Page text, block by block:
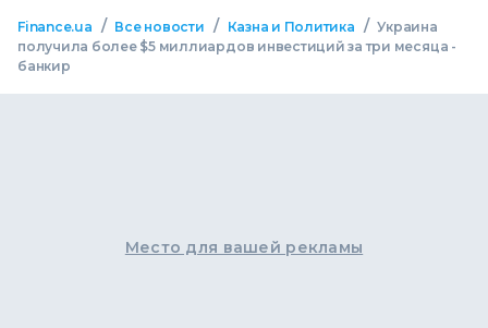
Finance.ua / Все новости / Казна и Политика / Украина
получила более $5 миллиардов инвестиций за три месяца -
банкир
Место для вашей рекламы